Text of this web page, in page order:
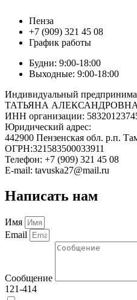
Пенза
+7 (909) 321 45 08
График работы
Будни: 9:00-18:00
Выходные: 9:00-18:00
Индивидуальный
ТАТЬЯНА АЛЕКСАНДРОВНА
ИНН организации:
Юридический адрес:
442900 Пензенская обл. р.п.
ОГРН:321583500033911
Телефон: +7 (909) 321 45 08
E-mail: tavuska27@mail.ru
Написать нам
Имя
Email
Сообщение
121-414